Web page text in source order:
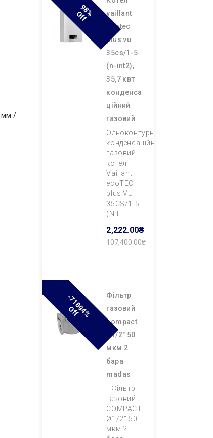
9
8
% O
F
F
vaillant
ecotec
plus vu
35cs/1-5
(n-int2),
35,7 квт
конденса
ційний
газовий
Одноконтурний
конденсаційний
газовий
котел
Vaillant
ecoTEC
plus VU
35CS/1-5
(N-I..
2,222.00₴
107,400.00₴
-
7
1
8
9
4
%
O
F
F
фільтр
газовий
compact
ø1/2″ 50
мкм 2
бара
madas
Фільтр
газовий
COMPACT
Ø1/2″ 50
мкм 2